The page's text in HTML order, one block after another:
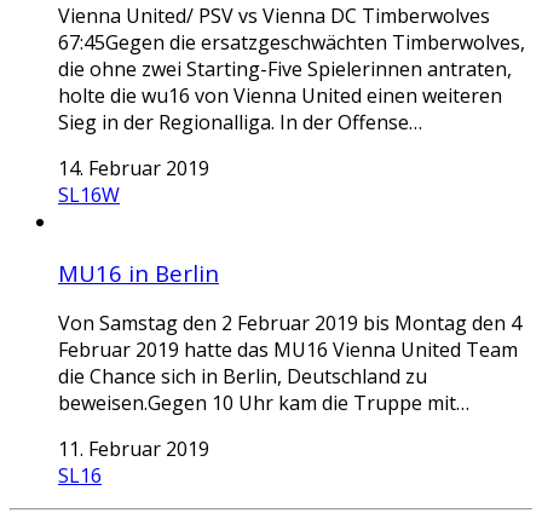
Vienna United/ PSV vs Vienna DC Timberwolves
67:45Gegen die ersatzgeschwächten Timberwolves,
die ohne zwei Starting-Five Spielerinnen antraten,
holte die wu16 von Vienna United einen weiteren
Sieg in der Regionalliga. In der Offense…
14. Februar 2019
SL16W
MU16 in Berlin
Von Samstag den 2 Februar 2019 bis Montag den 4
Februar 2019 hatte das MU16 Vienna United Team
die Chance sich in Berlin, Deutschland zu
beweisen.Gegen 10 Uhr kam die Truppe mit…
11. Februar 2019
SL16